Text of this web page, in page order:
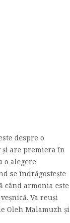
despre o
are premiera în
o alegere
se îndrăgostește
când armonia este
Va reuși
Oleh Malamuzh și